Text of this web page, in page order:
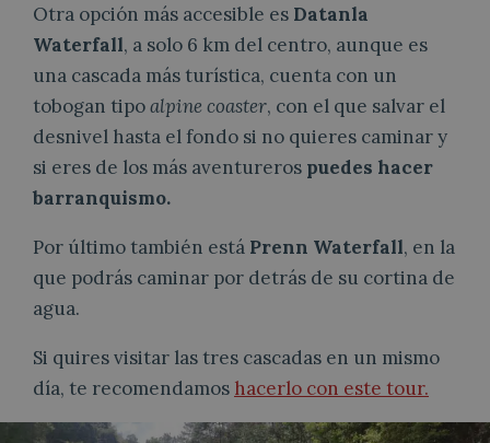
Otra opción más accesible es Datanla
Waterfall, a solo 6 km del centro, aunque es
una cascada más turística, cuenta con un
tobogan tipoalpine coaster, con el que salvar el
desnivel hasta el fondo si no quieres caminar y
si eres de los más aventureros puedes hacer
barranquismo.
Por último también está Prenn Waterfall, en la
que podrás caminar por detrás de su cortina de
agua.
Si quires visitar las tres cascadas en un mismo
día, te recomendamos hacerlo con este tour.